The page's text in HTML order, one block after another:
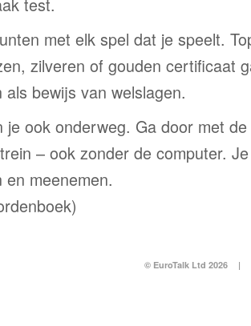
met elk spel dat je speelt.
zilveren of gouden certificaat
als bewijs van welslagen.
je ook onderweg. Ga door met
– ook zonder de computer.
en meenemen.
© EuroTalk Ltd 2026 |